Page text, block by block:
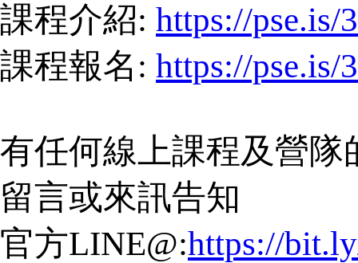
課程介紹: https://pse.is/
課程報名: https://pse.is/
有任何線上課程及營
留言或來訊告知
官方LINE@:https://